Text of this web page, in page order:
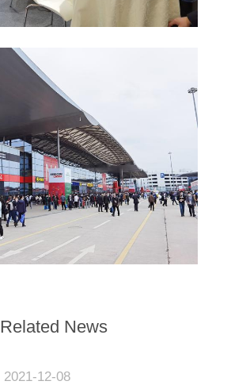
Related News
2021-12-08